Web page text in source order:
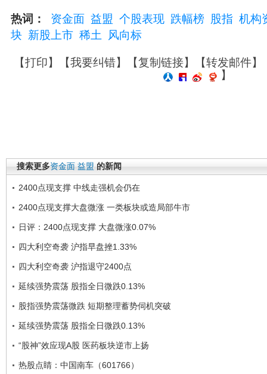
热词： 资金面 益盟 个股表现 跌幅榜 股指 机构
块 新股上市 稀土 风向标
【打印】【我要纠错】【复制链接】【转发邮件】
】
搜索更多资金面 益盟 的新闻
2400点现支撑 中线走强机会仍在
2400点现支撑大盘微涨 一类板块或造局部牛市
日评：2400点现支撑 大盘微涨0.07%
四大利空奇袭 沪指早盘挫1.33%
四大利空奇袭 沪指退守2400点
延续强势震荡 股指全日微跌0.13%
股指强势震荡微跌 短期整理蓄势伺机突破
延续强势震荡 股指全日微跌0.13%
“股神”效应现A股 医药板块逆市上扬
热股点睛：中国南车（601766）